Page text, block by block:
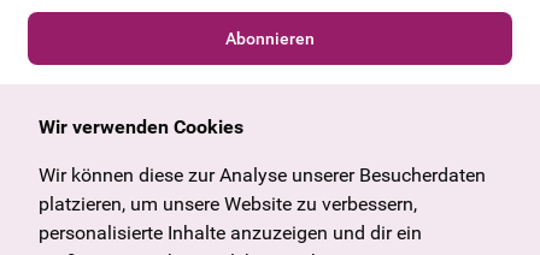
Abonnieren
Allgemein
Angebote & News
U27
Geschenkgutschein
Wien
Tirol
Vorarlberg
Wir verwenden Cookies
Wir können diese zur Analyse unserer Besucherdaten
platzieren, um unsere Website zu verbessern,
personalisierte Inhalte anzuzeigen und dir ein